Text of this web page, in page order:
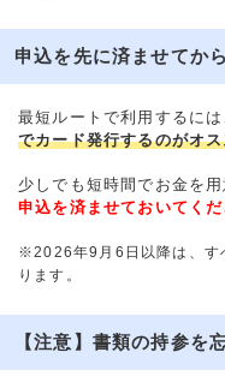
申込を先に済ませてか
最短ルートで利用するには
でカード発行するのがオ
少しでも短時間でお金を用
申込を済ませておいてくだ
※2026年9月6日以降は、す
ります。
【注意】書類の持参を